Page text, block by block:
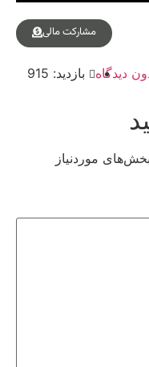
مشارکت مالی
دیدگاه بازدید: 915
بخش‌های موردنیاز